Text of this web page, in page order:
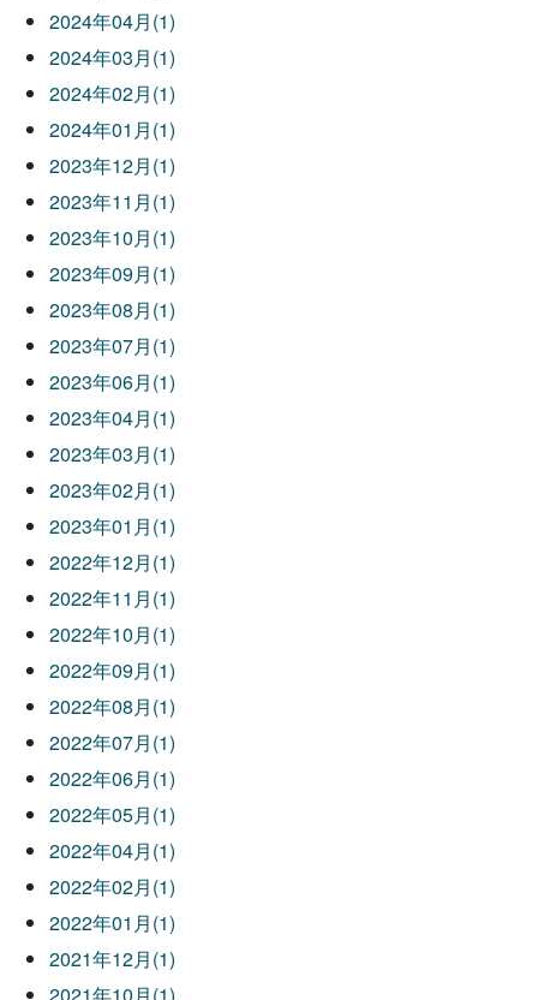
2024年04月(1)
2024年03月(1)
2024年02月(1)
2024年01月(1)
2023年12月(1)
2023年11月(1)
2023年10月(1)
2023年09月(1)
2023年08月(1)
2023年07月(1)
2023年06月(1)
2023年04月(1)
2023年03月(1)
2023年02月(1)
2023年01月(1)
2022年12月(1)
2022年11月(1)
2022年10月(1)
2022年09月(1)
2022年08月(1)
2022年07月(1)
2022年06月(1)
2022年05月(1)
2022年04月(1)
2022年02月(1)
2022年01月(1)
2021年12月(1)
2021年10月(1)